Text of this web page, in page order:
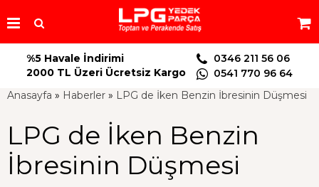
%5 Havale İndirimi
2000 TL Üzeri Ücretsiz Kargo
0346 211 56 06
0541 770 96 64
Anasayfa » Haberler » LPG de İken Benzin İbresinin Düşmesi
LPG de İken Benzin
İbresinin Düşmesi